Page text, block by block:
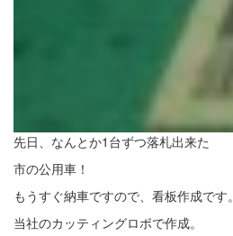
先日、なんとか1台ずつ落札出来た
市の公用車！
もうすぐ納車ですので、看板作成です。
当社のカッティングロボで作成。